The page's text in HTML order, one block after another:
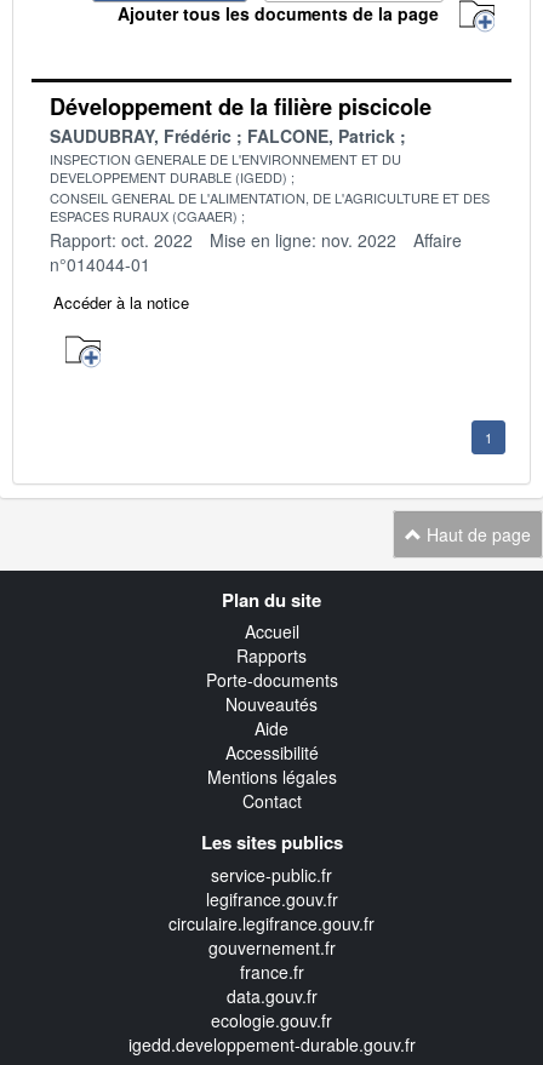
Ajouter tous les documents de la page
Développement de la filière piscicole
SAUDUBRAY, Frédéric FALCONE, Patrick
INSPECTION GENERALE DE L'ENVIRONNEMENT ET DU
DEVELOPPEMENT DURABLE (IGEDD)
CONSEIL GENERAL DE L'ALIMENTATION, DE L'AGRICULTURE ET DES
ESPACES RURAUX (CGAAER)
Rapport: oct. 2022 Mise en ligne: nov. 2022
Affaire
n°014044-01
Accéder à la notice
1
Haut de page
Plan du site
Accueil
Rapports
Porte-documents
Nouveautés
Aide
Accessibilité
Mentions légales
Contact
Les sites publics
service-public.fr
legifrance.gouv.fr
circulaire.legifrance.gouv.fr
gouvernement.fr
france.fr
data.gouv.fr
ecologie.gouv.fr
igedd.developpement-durable.gouv.fr